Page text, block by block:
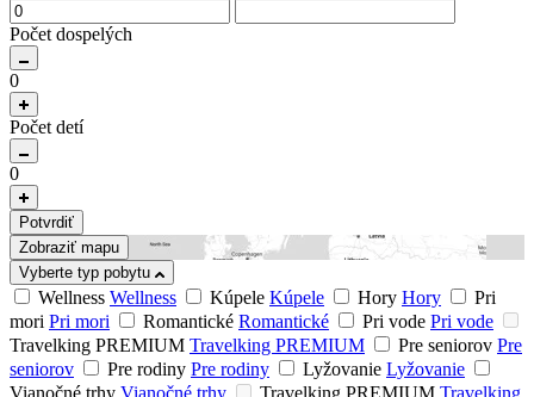
Počet dospelých
0
Počet detí
0
Potvrdiť
Zobraziť mapu
Vyberte typ pobytu
Wellness Wellness Kúpele Kúpele Hory Hory
Pri
mori Pri mori Romantické Romantické Pri vode Pri vode
Travelking PREMIUM Travelking PREMIUM Pre seniorov Pre
seniorov
Pre rodiny Pre rodiny Lyžovanie Lyžovanie